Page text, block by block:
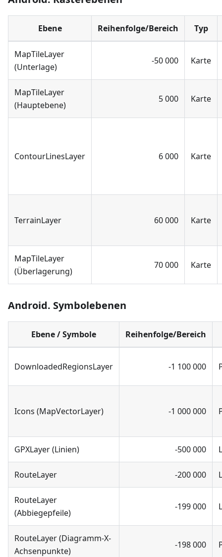
Ebene Reihenfolge/Bereich Typ
MapTileLayer
(Unterlage)
-50 000 Karte
MapTileLayer
(Hauptebene)
5 000 Karte
ContourLinesLayer 6 000 Karte
TerrainLayer 60 000 Karte
MapTileLayer
(Überlagerung)
70 000 Karte
Android. Symbolebenen
Ebene / Symbole Reihenfolge/Bereich
DownloadedRegionsLayer -1 100 000
Icons (MapVectorLayer) -1 000 000
GPXLayer (Linien) -500 000
RouteLayer -200 000
RouteLayer
(Abbiegepfeile)
-199 000
RouteLayer (Diagramm-X-
Achsenpunkte)
-198 000